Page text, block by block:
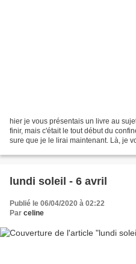
hier je vous présentais un livre au
finir, mais c'était le tout début du
sure que je le lirai maintenant. Là, je
lundi soleil - 6 avril
Publié le 06/04/2020 à 02:22
Par celine